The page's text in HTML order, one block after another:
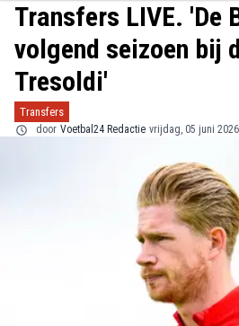
Transfers LIVE. 'De
volgend seizoen bij
Tresoldi'
Transfers
door Voetbal24 Redactie vrijdag, 05 juni